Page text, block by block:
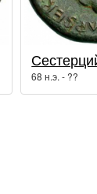
68 н.э. - ??